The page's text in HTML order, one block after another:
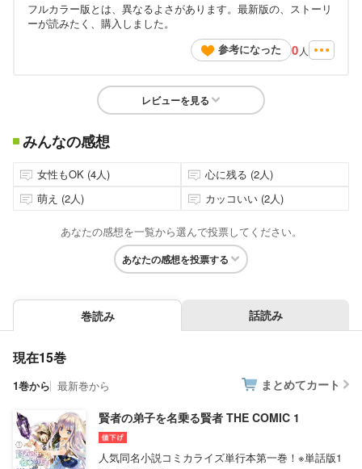
フルカラー版とは、異なるよさがあります。最新版の、ストーリ
ーが読みたく、購入しました。
参考になった
0 人
レビューを見る
みんなの感想
女性もOK (4人)
心に残る (2人)
萌え (2人)
カッコいい (2人)
あなたの感想を一覧から選んで投票してください。
あなたの感想を投票する
巻読み 話読み
現在15巻
1巻から 最新巻から まとめてカート
賢者の弟子を名乗る賢者 THE COMIC 1
人気同名小説コミカライズ単行本第一巻！※単話版1